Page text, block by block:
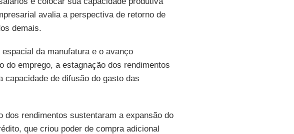
avalia a perspectiva de retorno de
demais.
da manufatura e o avanço
do emprego, a estagnação dos rendimentos
de difusão do gasto das
rendimentos sustentaram a expansão do
que criou poder de compra adicional